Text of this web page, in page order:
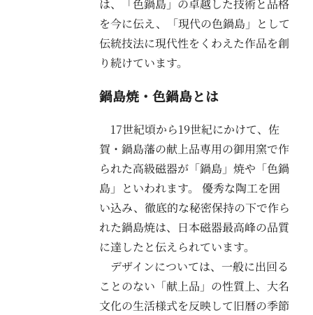
は、「色鍋島」の卓越した技術と品格
を今に伝え、「現代の色鍋島」として
伝統技法に現代性をくわえた作品を創
り続けています。
鍋島焼・色鍋島とは
17世紀頃から19世紀にかけて、佐
賀・鍋島藩の献上品専用の御用窯で作
られた高級磁器が「鍋島」焼や「色鍋
島」といわれます。 優秀な陶工を囲
い込み、徹底的な秘密保持の下で作ら
れた鍋島焼は、日本磁器最高峰の品質
に達したと伝えられています。
デザインについては、一般に出回る
ことのない「献上品」の性質上、大名
文化の生活様式を反映して旧暦の季節